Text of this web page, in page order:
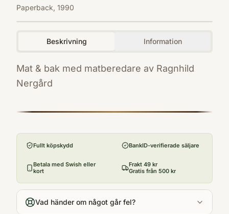
Paperback, 1990
Beskrivning Information
Mat & bak med matberedare av Ragnhild
Nergård
9789129615074
1990
Antal sidor
176
Språk
sv
Format
Fullt köpskydd BankID-verifierade säljare
Betala med Swish eller
kort
Frakt 49 kr
Gratis från 500 kr
Vad händer om något går fel?